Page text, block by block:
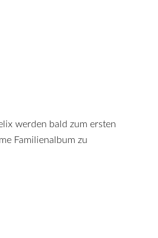
Familienalbum zu